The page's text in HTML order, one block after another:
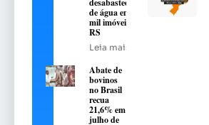
desabastecimento
de água em 376
mil imóveis no
RS
Leia mais
Abate de
bovinos
no Brasil
recua
21,6% em
julho de